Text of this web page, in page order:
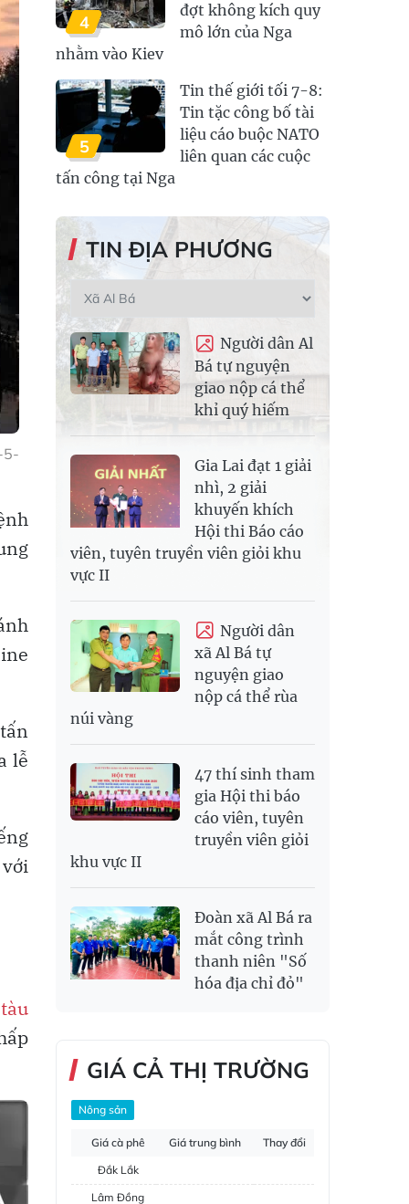
5-
lễ
tàu
4
đợt không kích quy
mô lớn của Nga
nhằm vào Kiev
5
Tin thế giới tối 7-8:
Tin tặc công bố tài
liệu cáo buộc NATO
liên quan các cuộc
tấn công tại Nga
TIN ĐỊA PHƯƠNG
Người dân Al
Bá tự nguyện
giao nộp cá thể
khỉ quý hiếm
Gia Lai đạt 1 giải
nhì, 2 giải
khuyến khích
Hội thi Báo cáo
viên, tuyên truyền viên giỏi khu
vực II
Người dân
xã Al Bá tự
nguyện giao
nộp cá thể rùa
núi vàng
47 thí sinh tham
gia Hội thi báo
cáo viên, tuyên
truyền viên giỏi
khu vực II
Đoàn xã Al Bá ra
mắt công trình
thanh niên "Số
hóa địa chỉ đỏ"
GIÁ CẢ THỊ TRƯỜNG
Nông sản
Giá cà phê Giá trung bình
Thay đổi
Đắk Lắk
Lâm Đồng